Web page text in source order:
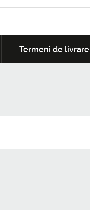
Termeni de livrare